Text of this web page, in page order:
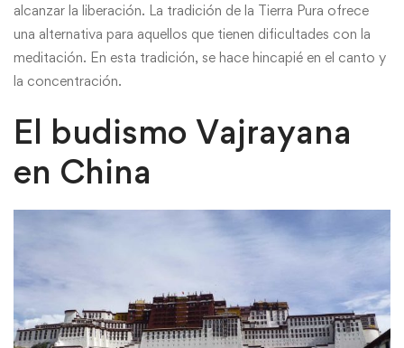
alcanzar la liberación. La tradición de la Tierra Pura ofrece
una alternativa para aquellos que tienen dificultades con la
meditación. En esta tradición, se hace hincapié en el canto y
la concentración.
El budismo Vajrayana
en China